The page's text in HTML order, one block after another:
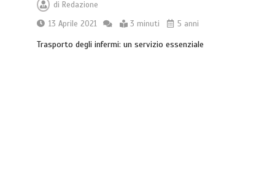
diRedazione
13 Aprile 2021
3 minuti 5 anni
Trasporto degli infermi: un servizio essenziale